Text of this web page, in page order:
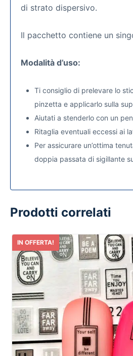
di strato dispersivo.
Il pacchetto contiene un
Modalità d’uso:
Ti consiglio di prelevare lo
pinzetta e applicarlo sulla
Aiutati a stenderlo con un
Ritaglia eventuali eccessi ai
Per assicurare un’ottima
doppia passata di sigillante
Prodotti correlati
IN OFFERTA!